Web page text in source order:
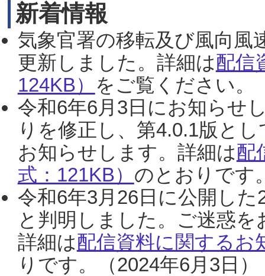
新着情報
気象官署の移転及び風向風
更新しました。詳細は配信
124KB） をご覧ください。
令和6年6月3日にお知らせ
りを修正し、第4.0.1版と
お知らせします。詳細は配
式：121KB） のとおりです
令和6年3月26日に公開し
と判明しました。ご迷惑
詳細は配信資料に関するお
りです。（2024年6月3日）